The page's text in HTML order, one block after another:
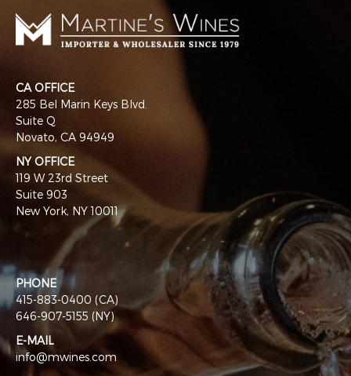
CA OFFICE
285 Bel Marin Keys Blvd.
Suite Q
Novato, CA 94949
NY OFFICE
119 W 23rd Street
Suite 903
New York, NY 10011
PHONE
415-883-0400 (CA)
646-907-5155 (NY)
E-MAIL
info@mwines.com